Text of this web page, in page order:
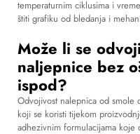
temperaturnim ciklusima i
štiti grafiku od bledanja i
Može li se
naljepnice bez
ispod?
Odvojivost nalepnica od smole
koji se koristi tijekom
adhezivnim formulacijama